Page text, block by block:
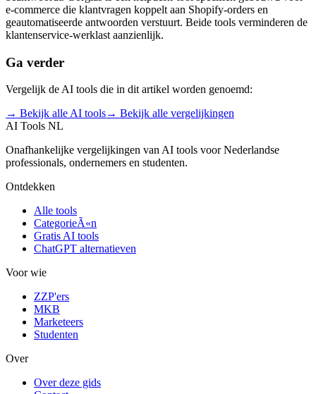
e-commerce die klantvragen koppelt aan Shopify-orders en
geautomatiseerde antwoorden verstuurt. Beide tools verminderen de
klantenservice-werklast aanzienlijk.
Ga verder
Vergelijk de AI tools die in dit artikel worden genoemd:
→ Bekijk alle AI tools→ Bekijk alle vergelijkingen
AI Tools NL
Onafhankelijke vergelijkingen van AI tools voor Nederlandse
professionals, ondernemers en studenten.
Ontdekken
Alle tools
CategorieÃ«n
Gratis AI tools
ChatGPT alternatieven
Voor wie
ZZP'ers
MKB
Marketeers
Studenten
Over
Over deze gids